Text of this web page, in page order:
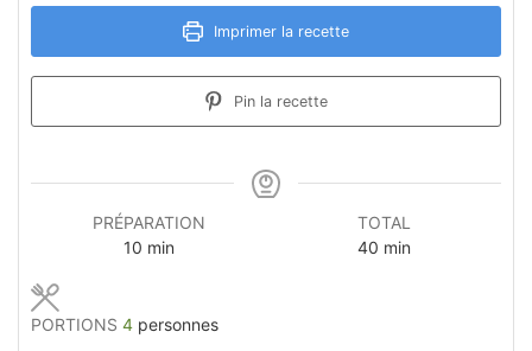
Imprimer la recette
Pin la recette
PRÉPARATION
10minutes
min
TOTAL
40minutes
min
PORTIONS 4 personnes